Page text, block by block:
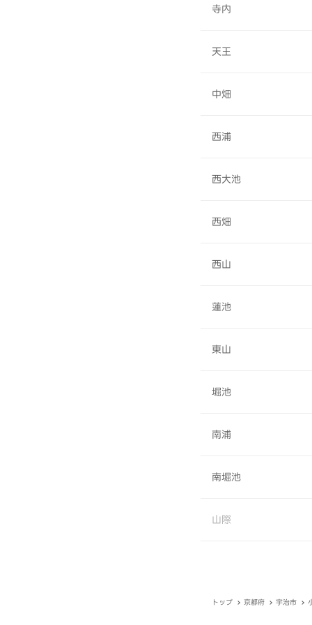
寺内
天王
中畑
西浦
西大池
西畑
西山
蓮池
東山
堀池
南浦
南堀池
山際
トップ 京都府 宇治市